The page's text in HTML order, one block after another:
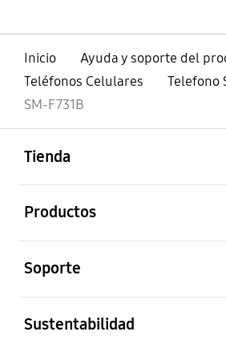
Inicio
Ayuda y soporte del
Teléfonos Celulares
Telefono
SM-F731B
Tienda
Productos
Soporte
Sustentabilidad